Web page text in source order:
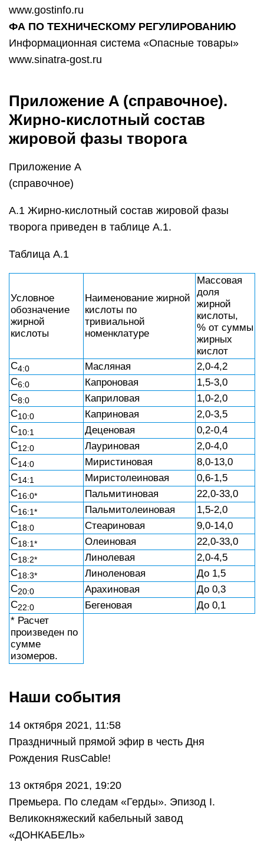
www.gostinfo.ru
ФА ПО ТЕХНИЧЕСКОМУ РЕГУЛИРОВАНИЮ
Информационная система «Опасные товары»
www.sinatra-gost.ru
Приложение A (справочное).
Жирно-кислотный состав
жировой фазы творога
Приложение A
(справочное)
A.1 Жирно-кислотный состав жировой фазы
творога приведен в таблице A.1.
Таблица A.1
Условное
обозначение
жирной
кислоты
Наименование жирной
кислоты по
тривиальной
номенклатуре
Массовая
доля
жирной
кислоты,
% от суммы
жирных
кислот
С4:0 Масляная
2,0-4,2
С6:0 Капроновая
1,5-3,0
С8:0 Каприловая
1,0-2,0
С10:0 Каприновая
2,0-3,5
С10:1 Деценовая
0,2-0,4
С12:0 Лауриновая
2,0-4,0
С14:0 Миристиновая
8,0-13,0
С14:1 Миристолеиновая
0,6-1,5
С16:0* Пальмитиновая
22,0-33,0
С16:1* Пальмитолеиновая
1,5-2,0
С18:0 Стеариновая
9,0-14,0
С18:1* Олеиновая
22,0-33,0
С18:2* Линолевая
2,0-4,5
С18:3* Линоленовая
До 1,5
С20:0 Арахиновая
До 0,3
С22:0 Бегеновая
До 0,1
* Расчет
произведен по
сумме
изомеров.
Наши события
14 октября 2021, 11:58
Праздничный прямой эфир в честь Дня
Рождения RusCable!
13 октября 2021, 19:20
Премьера. По следам «Герды». Эпизод I.
Великокняжеский кабельный завод
«ДОНКАБЕЛЬ»